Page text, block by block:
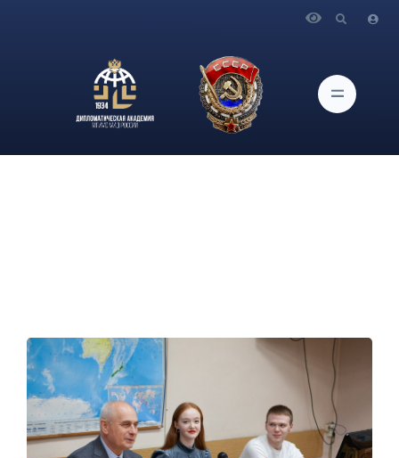
Дипломатической академии МИД России